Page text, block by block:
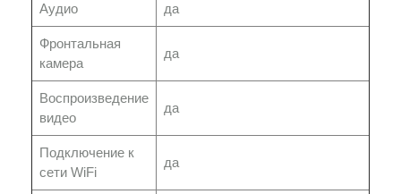
Аудио да
Фронтальная
камера
да
Воспроизведение
видео
да
Подключение к
сети WiFi
да